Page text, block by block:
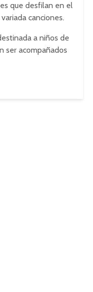
que desfilan en el
canciones.
a niños de
ser acompañados